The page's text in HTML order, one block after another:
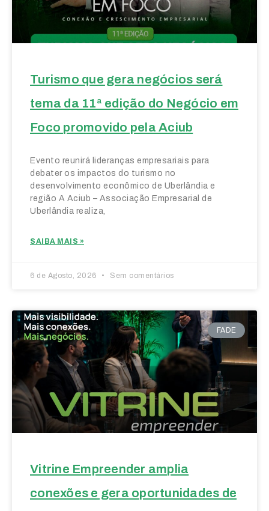
Turismo que gera negócios será
tema da 11ª edição do Negócio em
Foco promovido pela Aciub
Evento reunirá lideranças empresariais para
debater os impactos do turismo no
desenvolvimento econômico de Uberlândia e
região A Aciub – Associação Empresarial de
Uberlândia realiza,
SAIBA MAIS »
6 de Agosto, 2026 Sem comentários
FADE
Vitrine Empreender amplia
conexões e gera oportunidades de